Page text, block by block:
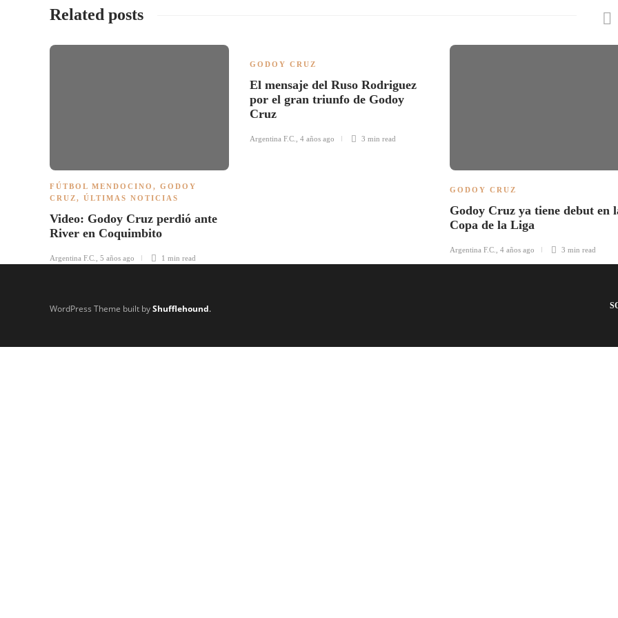
Related posts
FÚTBOL MENDOCINO , GODOY
CRUZ, ÚLTIMAS NOTICIAS
Video: Godoy Cruz perdió ante
River en Coquimbito
Argentina F.C. 5 años ago 1 min read
GODOY CRUZ
El mensaje del Ruso Rodriguez
por el gran triunfo de Godoy
Cruz
Argentina F.C. 4 años ago 3 min read
GODOY CRUZ
Godoy Cruz ya tiene debut en
Copa de la Liga
Argentina F.C. 4 años ago 3 min read
WordPress Theme built byShufflehound.